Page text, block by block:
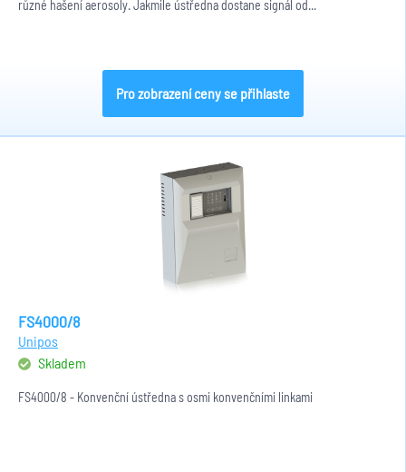
různé hašení aerosoly. Jakmile ústředna dostane signál od...
Pro zobrazení ceny se přihlaste
FS4000/8
Unipos
Skladem
FS4000/8 - Konvenční ústředna s osmi konvenčními linkami